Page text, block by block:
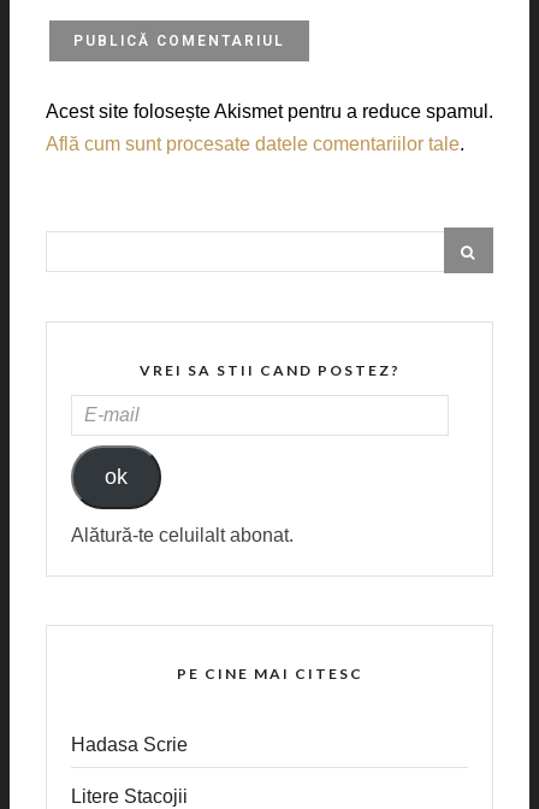
Acest site folosește Akismet pentru a reduce spamul.
Află cum sunt procesate datele comentariilor tale.
VREI SA STII CAND POSTEZ?
MAIL
ok
Alătură-te celuilalt abonat.
PE CINE MAI CITESC
Hadasa Scrie
Litere Stacojii